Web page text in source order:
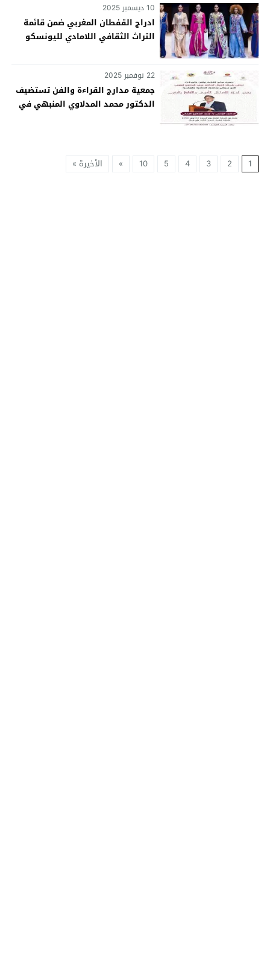
10 ديسمبر 2025
ادراج القفطان المغربي ضمن قائمة
التراث الثقافي اللامادي لليونسكو
22 نوفمبر 2025
جمعية مدارج القراءة والفن تستضيف
الدكتور محمد المدلاوي المنبهي في
1
2
3
4
5
10
» الأخيرة »